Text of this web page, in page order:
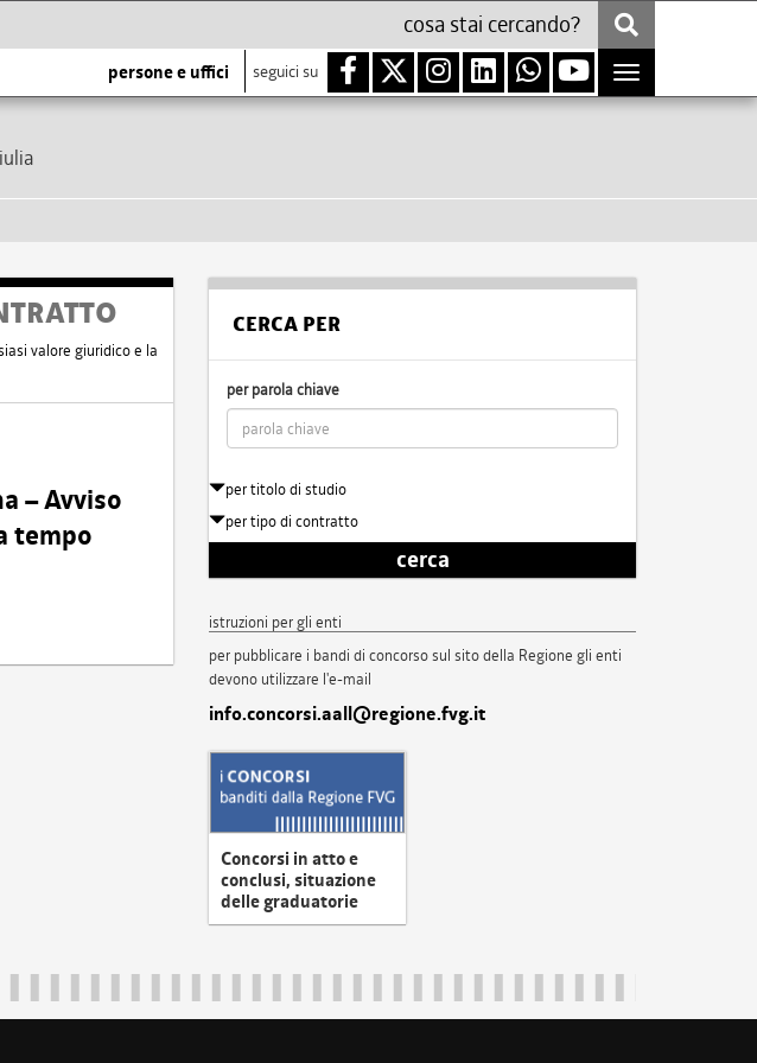
persone e uffici seguici su
Toggle
navigation
valore giuridico e la
– Avviso
tempo
CERCA PER
per parola chiave
per titolo di studio
per tipo di contratto
cerca
istruzioni per gli enti
per pubblicare i bandi di concorso sul sito della Regione gli enti
devono utilizzare l'e-mail
info.concorsi.aall@regione.fvg.it
Concorsi in atto e
conclusi, situazione
delle graduatorie